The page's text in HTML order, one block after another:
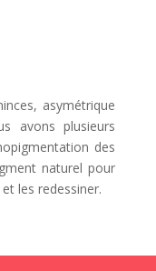
asymétrique
avons plusieurs
des
naturel pour
les redessiner.